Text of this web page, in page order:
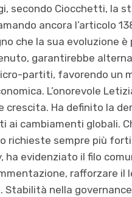
secondo Ciocchetti, la
ancora l’articolo
che la sua evoluzione
garantirebbe
partiti, favorendo un
L’onorevole
Ha definito la
ai cambiamenti globali.
richieste sempre più
ha evidenziato il filo
rafforzare
Stabilità nella